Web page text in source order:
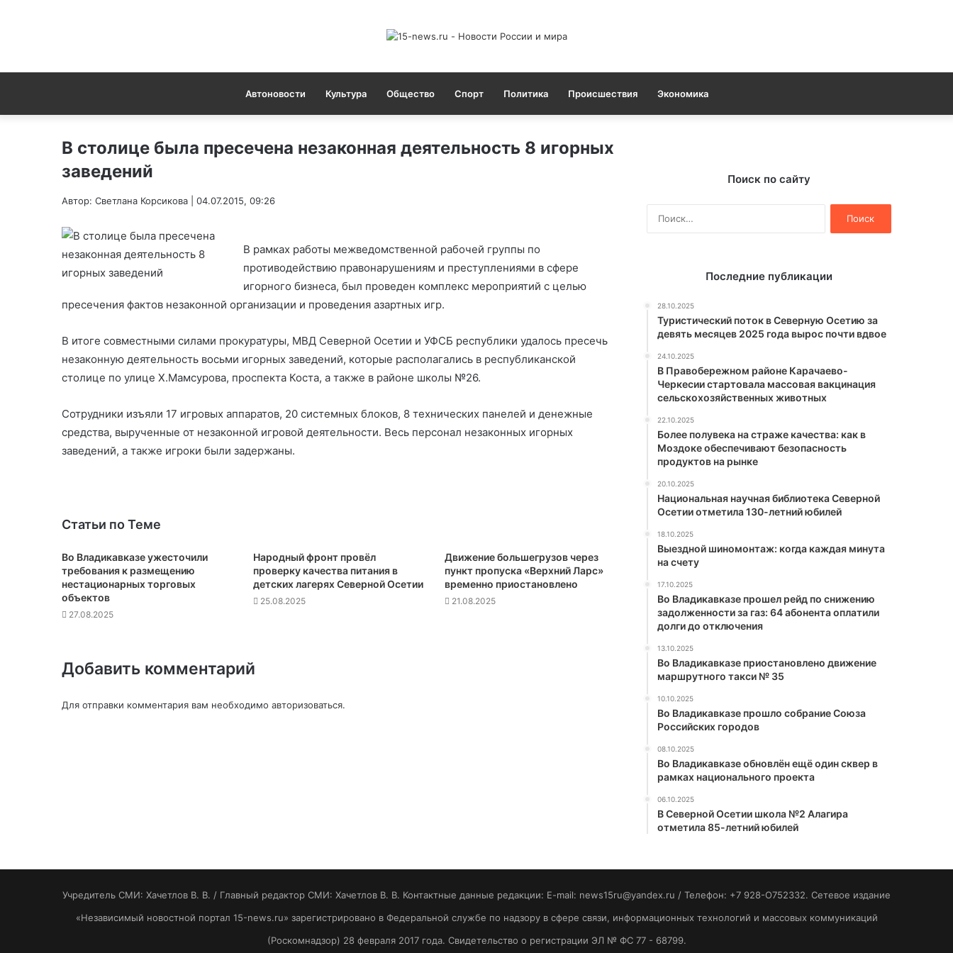
Автоновости Культура Общество Спорт Политика Происшествия Экономика
В столице была пресечена незаконная деятельность 8 игорных
заведений
Автор: Светлана Корсикова | 04.07.2015, 09:26
В рамках работы межведомственной рабочей группы по
противодействию правонарушениям и преступлениями в сфере
игорного бизнеса, был проведен комплекс мероприятий с целью
пресечения фактов незаконной организации и проведения азартных игр.
В итоге совместными силами прокуратуры, МВД Северной Осетии и УФСБ республики удалось пресечь
незаконную деятельность восьми игорных заведений, которые располагались в республиканской
столице по улице Х.Мамсурова, проспекта Коста, а также в районе школы №26.
Сотрудники изъяли 17 игровых аппаратов, 20 системных блоков, 8 технических панелей и денежные
средства, вырученные от незаконной игровой деятельности. Весь персонал незаконных игорных
заведений, а также игроки были задержаны.
Статьи по Теме
Во Владикавказе ужесточили
требования к размещению
нестационарных торговых
объектов
27.08.2025
Народный фронт провёл
проверку качества питания в
детских лагерях Северной Осетии
25.08.2025
Движение большегрузов через
пункт пропуска «Верхний Ларс»
временно приостановлено
21.08.2025
Добавить комментарий
Для отправки комментария вам необходимо авторизоваться.
Поиск по сайту
Последние публикации
28.10.2025
Туристический поток в Северную Осетию за
девять месяцев 2025 года вырос почти вдвое
24.10.2025
В Правобережном районе Карачаево-
Черкесии стартовала массовая вакцинация
сельскохозяйственных животных
22.10.2025
Более полувека на страже качества: как в
Моздоке обеспечивают безопасность
продуктов на рынке
20.10.2025
Национальная научная библиотека Северной
Осетии отметила 130-летний юбилей
18.10.2025
Выездной шиномонтаж: когда каждая минута
на счету
17.10.2025
Во Владикавказе прошел рейд по снижению
задолженности за газ: 64 абонента оплатили
долги до отключения
13.10.2025
Во Владикавказе приостановлено движение
маршрутного такси № 35
10.10.2025
Во Владикавказе прошло собрание Союза
Российских городов
08.10.2025
Во Владикавказе обновлён ещё один сквер в
рамках национального проекта
06.10.2025
В Северной Осетии школа №2 Алагира
отметила 85-летний юбилей
Учредитель СМИ: Хaчeтлoв B. B. / Главный редактор СМИ: Хaчeтлoв B. B. Контактные данные редакции: E-mail: news15ru@yandex.ru / Телефон: +7 928-O752332. Сетевое издание
«Независимый новостной портал 15-news.ru» зарегистрировано в Федеральной службе по надзору в сфере связи, информационных технологий и массовых коммуникаций
(Роскомнадзор) 28 февраля 2017 года. Свидетельство о регистрации ЭЛ № ФС 77 - 68799.